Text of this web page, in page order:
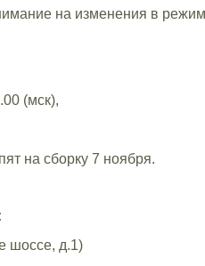
на изменения в
(мск),
на сборку 7 ноября.
шоссе, д.1)